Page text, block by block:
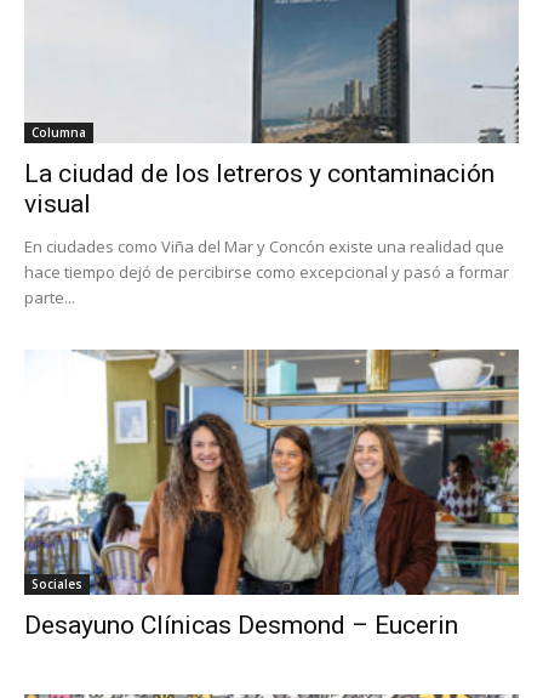
Columna
La ciudad de los letreros y contaminación
visual
En ciudades como Viña del Mar y Concón existe una realidad que
hace tiempo dejó de percibirse como excepcional y pasó a formar
parte...
Sociales
Desayuno Clínicas Desmond – Eucerin